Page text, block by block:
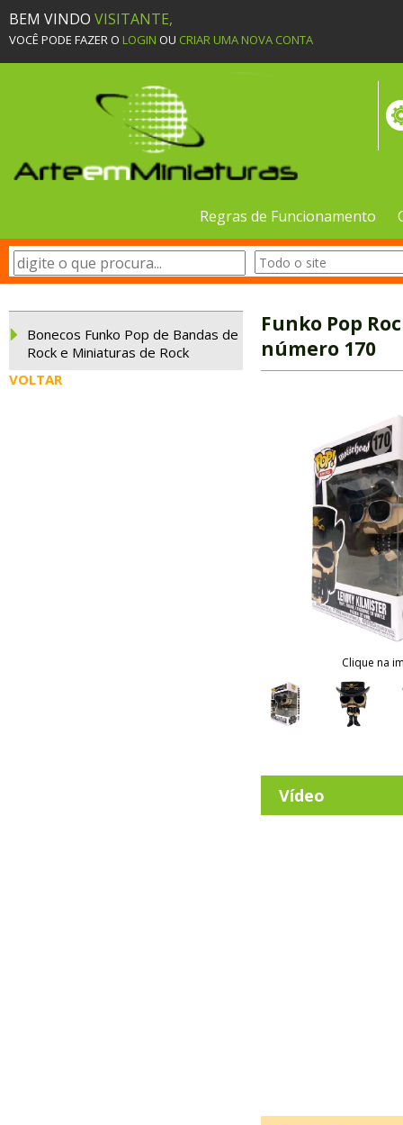
BEM VINDO VISITANTE,
VOCÊ PODE FAZER O LOGIN OU CRIAR UMA NOVA CONTA
Regras de Funcionamento
Bonecos Funko Pop de Bandas de
Rock e Miniaturas de Rock
VOLTAR
Funko Pop
número 170
Clique na
Vídeo